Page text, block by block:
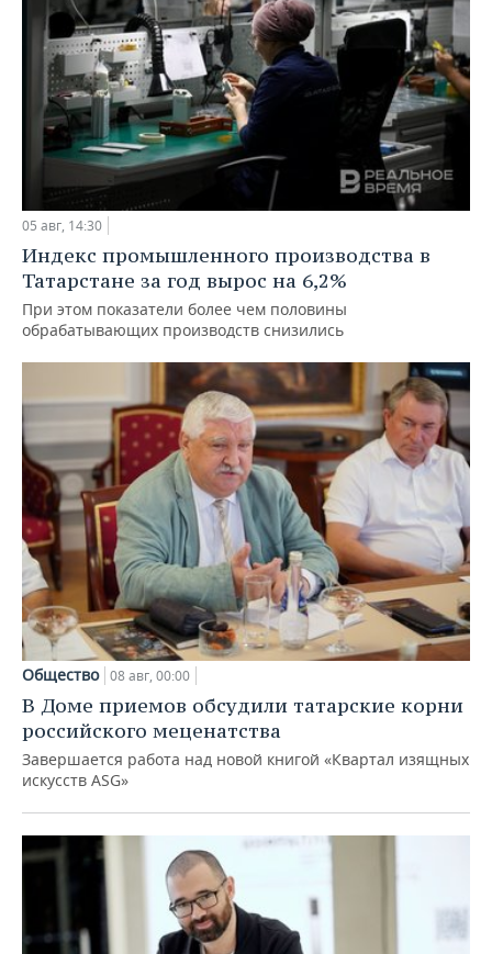
05 авг, 14:30
Индекс промышленного производства в
Татарстане за год вырос на 6,2%
При этом показатели более чем половины
обрабатывающих производств снизились
Общество 08 авг, 00:00
В Доме приемов обсудили татарские корни
российского меценатства
Завершается работа над новой книгой «Квартал изящных
искусств ASG»